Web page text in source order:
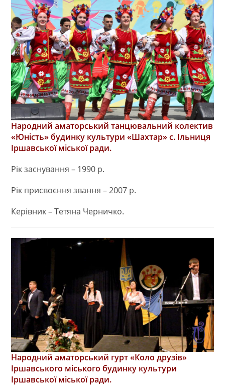
Народний аматорський танцювальний колектив
«Юність» будинку культури «Шахтар» с. Ільниця
Іршавської міської ради.
Рік заснування – 1990 р.
Рік присвоєння звання – 2007 р.
Керівник – Тетяна Черничко.
Народний аматорський гурт «Коло друзів»
Іршавського міського будинку культури
Іршавської міської ради.